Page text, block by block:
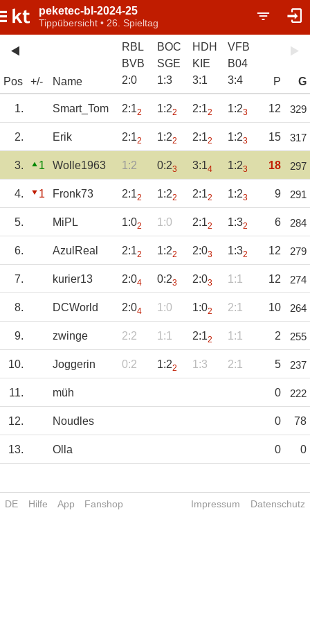
peketec-bl-2024-25
Tippübersicht • 26. Spieltag
Pos +/- Name
RBL
BVB
2:0
BOC
SGE
1:3
HDH
KIE
3:1
VFB
B04
3:4 P G
1. Smart_Tom 2:12 1:22 2:12 1:23 12 329
2. Erik 2:12 1:22 2:12 1:23 15 317
3. 1 Wolle1963 1:2 0:23 3:14 1:23 18 297
4. 1 Fronk73 2:12 1:22 2:12 1:23 9 291
5. MiPL 1:02 1:0 2:12 1:32 6 284
6. AzulReal 2:12 1:22 2:03 1:32 12 279
7. kurier13 2:04 0:23 2:03 1:1 12 274
8. DCWorld 2:04 1:0 1:02 2:1 10 264
9. zwinge 2:2 1:1 2:12 1:1 2 255
10. Joggerin 0:2 1:22 1:3 2:1 5 237
11. müh 0 222
12. Noudles 0 78
13. Olla 0 0
DE Hilfe App Fanshop Impressum Datenschutz